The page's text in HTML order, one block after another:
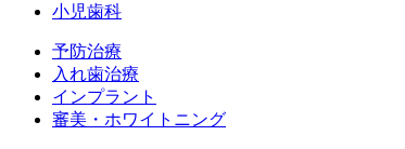
小児歯科
予防治療
入れ歯治療
インプラント
審美・ホワイトニング